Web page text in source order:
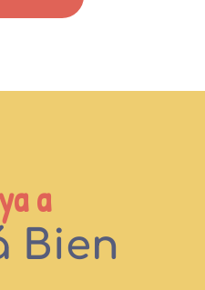
a
Bien